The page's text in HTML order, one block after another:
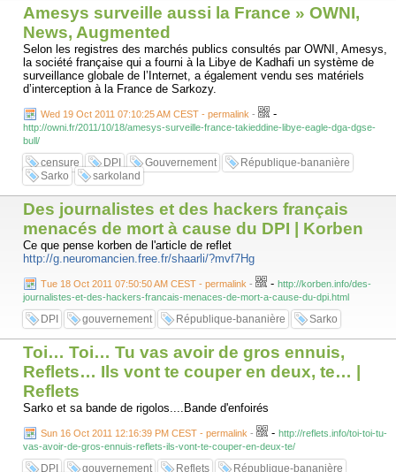
Amesys surveille aussi la France » OWNI,
News, Augmented
Selon les registres des marchés publics consultés par OWNI, Amesys,
la société française qui a fourni à la Libye de Kadhafi un système de
surveillance globale de l’Internet, a également vendu ses matériels
d’interception à la France de Sarkozy.
Wed 19 Oct 2011 07:10:25 AM CEST - permalink - -
http://owni.fr/2011/10/18/amesys-surveille-france-takieddine-libye-eagle-dga-dgse-
bull/
censure DPI Gouvernement
République-bananière
Sarko
sarkoland
Des journalistes et des hackers français
menacés de mort à cause du DPI | Korben
Ce que pense korben de l'article de reflet
http://g.neuromancien.free.fr/shaarli/?mvf7Hg
Tue 18 Oct 2011 07:50:50 AM CEST - permalink - - http://korben.info/des-
journalistes-et-des-hackers-francais-menaces-de-mort-a-cause-du-dpi.html
DPI gouvernement République-bananière Sarko
Toi… Toi… Tu vas avoir de gros ennuis,
Reflets… Ils vont te couper en deux, te… |
Reflets
Sarko et sa bande de rigolos....Bande d'enfoirés
Sun 16 Oct 2011 12:16:39 PM CEST - permalink - - http://reflets.info/toi-toi-tu-
vas-avoir-de-gros-ennuis-reflets-ils-vont-te-couper-en-deux-te/
DPI gouvernement Reflets République-bananière